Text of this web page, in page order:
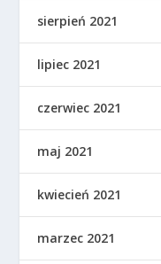
sierpień 2021
lipiec 2021
czerwiec 2021
maj 2021
kwiecień 2021
marzec 2021